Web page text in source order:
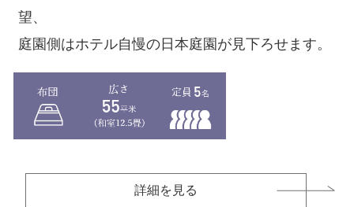
窓側にソファを配し、
高山の景色をお楽しみいただけます。
詳細を見る
望、
庭園側はホテル自慢の日本庭園が見下ろせます。
詳細を見る